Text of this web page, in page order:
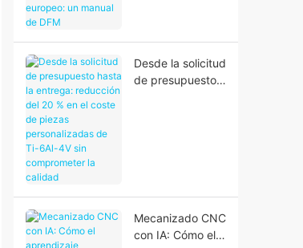
europeo: un
manual de DFM
Desde la solicitud
de presupuesto
comprometer la
calidad
Mecanizado CNC
con IA: Cómo el